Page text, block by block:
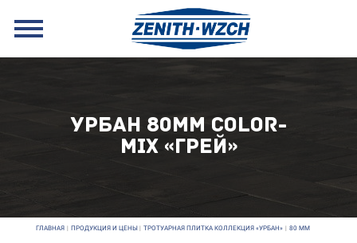
УРБАН 80ММ COLOR-
MIX «ГРЕЙ»
ГЛАВНАЯ ПРОДУКЦИЯ И ЦЕНЫ ТРОТУАРНАЯ ПЛИТКА КОЛЛЕКЦИЯ «УРБАН» 80 ММ